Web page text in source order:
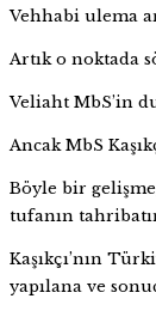
Vehhabi ulema
Artık o noktada
Veliaht MbS’in
Ancak MbS
Böyle bir
tufanın
Kaşıkçı’nın
yapılana ve